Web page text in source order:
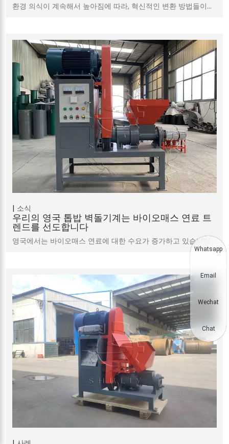
환경 의식이 계속해서 높아짐에 따라, 혁신적인 변환 방법들이…
소식
우리의 영국 톱밥 벽돌기계는 바이오매스 연료 트
렌드를 선도합니다
영국에서는 바이오매스 연료에 대한 수요가 증가하고 있습니다.
Whatsapp
Email
Wechat
Chat